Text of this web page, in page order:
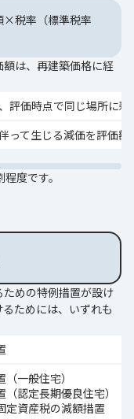
×税率（標準税率
は、再建築価格に経
評価時点で同じ場所に
って生じる減価を評価
度です。
めの特例措置が設け
ためには、いずれも
一般住宅）
認定長期優良住宅）
定資産税の減額措置